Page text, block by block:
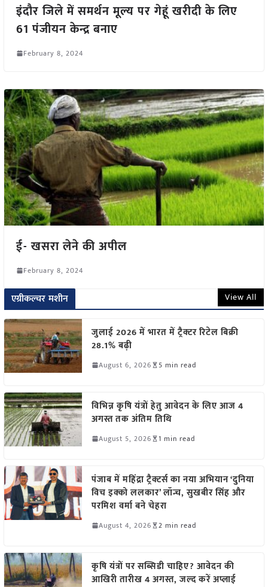
इंदौर जिले में समर्थन मूल्य पर गेहूं खरीदी के लिए
61 पंजीयन केन्द्र बनाए
February 8, 2024
ई- खसरा लेने की अपील
February 8, 2024
एग्रीकल्चर मशीन View All
जुलाई 2026 में भारत में ट्रैक्टर रिटेल बिक्री
28.1% बढ़ी
August 6, 2026 5 min read
विभिन्न कृषि यंत्रों हेतु आवेदन के लिए आज 4
अगस्त तक अंतिम तिथि
August 5, 2026 1 min read
पंजाब में महिंद्रा ट्रैक्टर्स का नया अभियान ‘दुनिया
विच इक्को ललकार’ लॉन्च, सुखबीर सिंह और
परमिश वर्मा बने चेहरा
August 4, 2026 2 min read
कृषि यंत्रों पर सब्सिडी चाहिए? आवेदन की
आखिरी तारीख 4 अगस्त, जल्द करें अप्लाई